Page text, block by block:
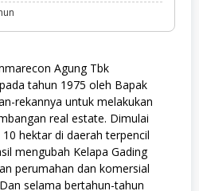
Agung Tbk
tahun 1975 oleh Bapak
rekannya untuk melakukan
real estate. Dimulai
hektar di daerah terpencil
mengubah Kelapa Gading
perumahan dan komersial
selama bertahun-tahun